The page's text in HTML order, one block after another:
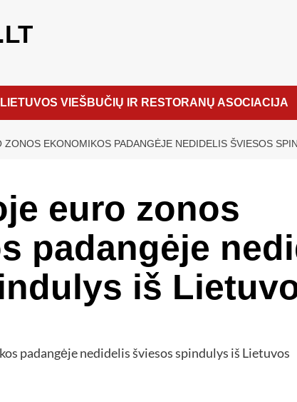
LIETUVOS VIEŠBUČIŲ IR RESTORANŲ ASOCIACIJA
ZONOS EKONOMIKOS PADANGĖJE NEDIDELIS ŠVIESOS
euro zonos
padangėje
iš